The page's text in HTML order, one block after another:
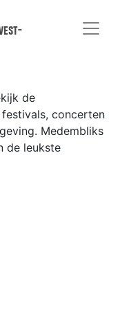
de
concerten
Medembliks
de leukste